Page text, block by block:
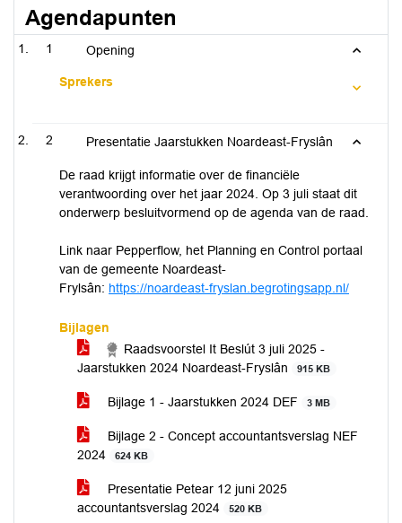
Agendapunten
1 Opening
Sprekers
2 Presentatie Jaarstukken Noardeast-Fryslân
De raad krijgt informatie over de financiële
verantwoording over het jaar 2024. Op 3 juli staat dit
onderwerp besluitvormend op de agenda van de raad.
Link naar Pepperflow, het Planning en Control portaal
van de gemeente Noardeast-
Frylsân: https://noardeast-fryslan.begrotingsapp.nl/
Bijlagen
Raadsvoorstel It Beslút 3 juli 2025 -
Jaarstukken 2024 Noardeast-Fryslân
915 KB
Bijlage 1 - Jaarstukken 2024 DEF 3 MB
Bijlage 2 - Concept accountantsverslag NEF
2024
624 KB
Presentatie Petear 12 juni 2025
accountantsverslag 2024
520 KB